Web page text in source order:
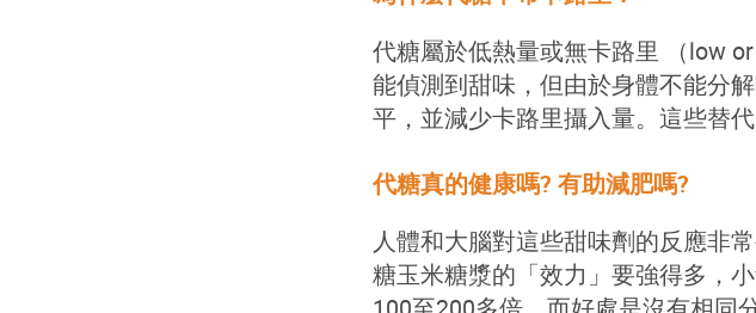
代糖屬於低熱量或無卡路里 （low or
能偵測到甜味，但由於身體不能分
平，並減少卡路里攝入量。這些替
代糖真的健康嗎? 有助減肥嗎?
人體和大腦對這些甜味劑的反應非
糖玉米糖漿的「效力」要強得多，